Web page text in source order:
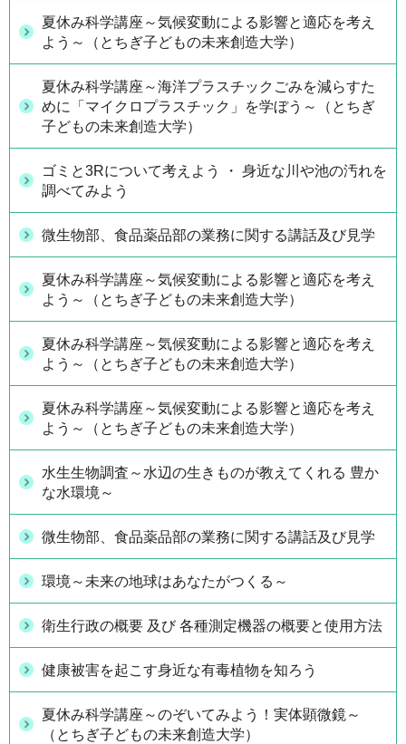
夏休み科学講座～気候変動による影響と適応を考え
よう～（とちぎ子どもの未来創造大学）
夏休み科学講座～海洋プラスチックごみを減らすた
めに「マイクロプラスチック」を学ぼう～（とちぎ
子どもの未来創造大学）
ゴミと3Rについて考えよう ・ 身近な川や池の汚れを
調べてみよう
微生物部、食品薬品部の業務に関する講話及び見学
夏休み科学講座～気候変動による影響と適応を考え
よう～（とちぎ子どもの未来創造大学）
夏休み科学講座～気候変動による影響と適応を考え
よう～（とちぎ子どもの未来創造大学）
夏休み科学講座～気候変動による影響と適応を考え
よう～（とちぎ子どもの未来創造大学）
水生生物調査～水辺の生きものが教えてくれる 豊か
な水環境～
微生物部、食品薬品部の業務に関する講話及び見学
環境～未来の地球はあなたがつくる～
衛生行政の概要 及び 各種測定機器の概要と使用方法
健康被害を起こす身近な有毒植物を知ろう
夏休み科学講座～のぞいてみよう！実体顕微鏡～
（とちぎ子どもの未来創造大学）